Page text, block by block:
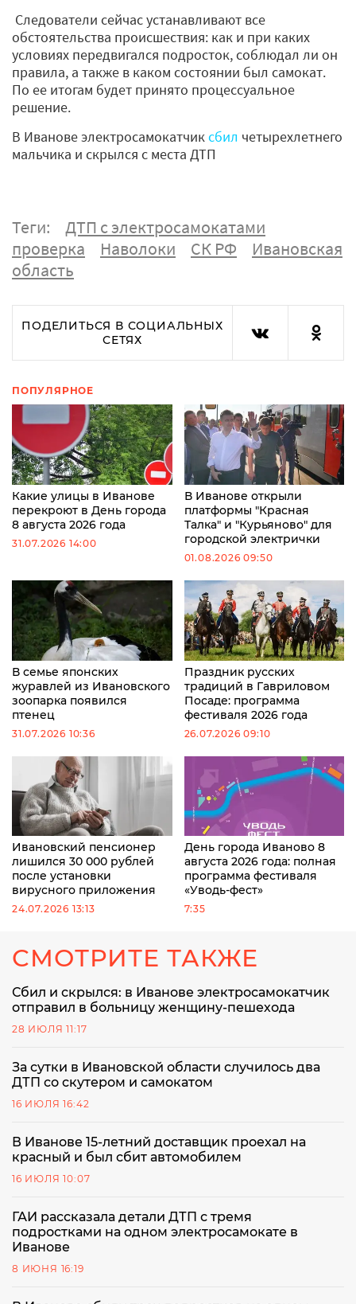
Следователи сейчас устанавливают все
обстоятельства происшествия: как и при каких
условиях передвигался подросток, соблюдал ли он
правила, а также в каком состоянии был самокат.
По ее итогам будет принято процессуальное
решение.
В Иванове электросамокатчиксбил четырехлетнего
мальчика и скрылся с места ДТП
Теги:
ДТП с электросамокатами
проверка
Наволоки СК РФ
Ивановская
область
ПОДЕЛИТЬСЯ В СОЦИАЛЬНЫХ
СЕТЯХ
ПОПУЛЯРНОЕ
Какие улицы в Иванове
перекроют в День города
8 августа 2026 года
31.07.2026 14:00
В Иванове открыли
платформы "Красная
Талка" и "Курьяново" для
городской электрички
01.08.2026 09:50
В семье японских
журавлей из Ивановского
зоопарка появился
птенец
31.07.2026 10:36
Праздник русских
традиций в Гавриловом
Посаде: программа
фестиваля 2026 года
26.07.2026 09:10
Ивановский пенсионер
лишился 30 000 рублей
после установки
вирусного приложения
24.07.2026 13:13
День города Иваново 8
августа 2026 года: полная
программа фестиваля
«Уводь-фест»
7:35
СМОТРИТЕ ТАКЖЕ
Сбил и скрылся: в Иванове электросамокатчик
отправил в больницу женщину-пешехода
28 ИЮЛЯ 11:17
За сутки в Ивановской области случилось два
ДТП со скутером и самокатом
16 ИЮЛЯ 16:42
В Иванове 15-летний доставщик проехал на
красный и был сбит автомобилем
16 ИЮЛЯ 10:07
ГАИ рассказала детали ДТП с тремя
подростками на одном электросамокате в
Иванове
8 ИЮНЯ 16:19